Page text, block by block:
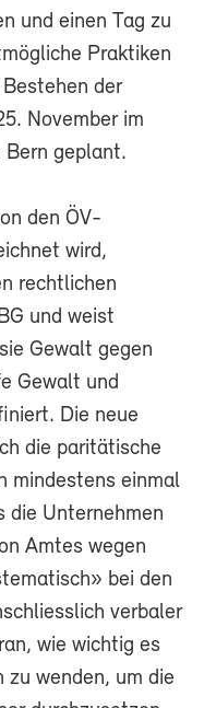
und einen Tag zu
Praktiken
der
November im
Bern geplant.
den ÖV-
wird,
rechtlichen
und weist
Gewalt gegen
Gewalt und
Die neue
die paritätische
mindestens einmal
die Unternehmen
Amtes wegen
bei den
verbaler
wie wichtig es
zu wenden, um die